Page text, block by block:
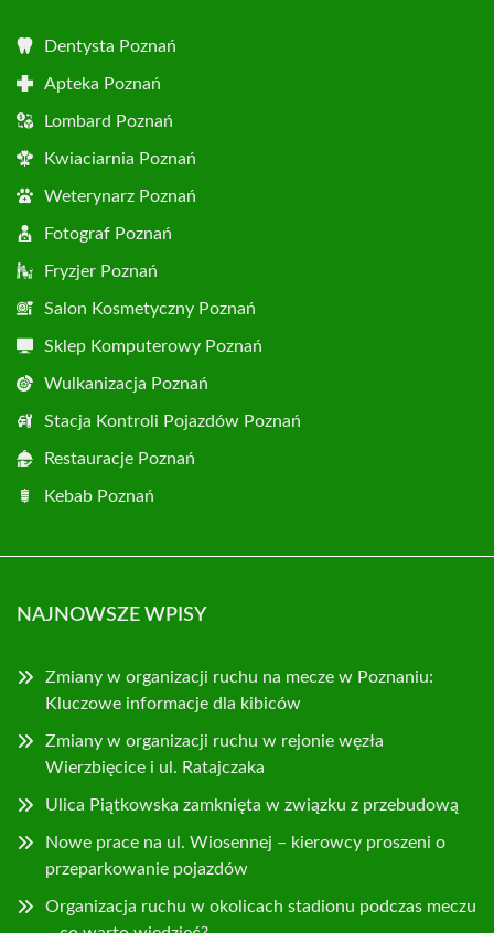
Dentysta Poznań
Apteka Poznań
Lombard Poznań
Kwiaciarnia Poznań
Weterynarz Poznań
Fotograf Poznań
Fryzjer Poznań
Salon Kosmetyczny Poznań
Sklep Komputerowy Poznań
Wulkanizacja Poznań
Stacja Kontroli Pojazdów Poznań
Restauracje Poznań
Kebab Poznań
NAJNOWSZE WPISY
Zmiany w organizacji ruchu na mecze w Poznaniu:
Kluczowe informacje dla kibiców
Zmiany w organizacji ruchu w rejonie węzła
Wierzbięcice i ul. Ratajczaka
Ulica Piątkowska zamknięta w związku z przebudową
Nowe prace na ul. Wiosennej – kierowcy proszeni o
przeparkowanie pojazdów
Organizacja ruchu w okolicach stadionu podczas meczu